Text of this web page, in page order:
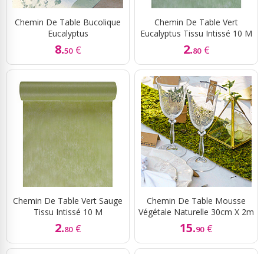
Chemin De Table Bucolique
Eucalyptus
8.50 €
Chemin De Table Vert
Eucalyptus Tissu Intissé 10 M
2.80 €
Chemin De Table Vert Sauge
Tissu Intissé 10 M
2.80 €
Chemin De Table Mousse
Végétale Naturelle 30cm X 2m
15.90 €